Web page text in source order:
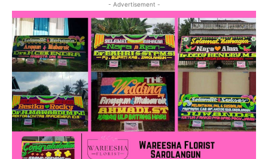
- Advertisement -